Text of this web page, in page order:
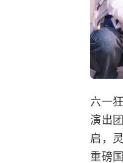
六一
演出
启，
重磅